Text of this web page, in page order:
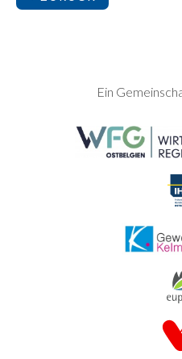
SEITENFUSS
Ein